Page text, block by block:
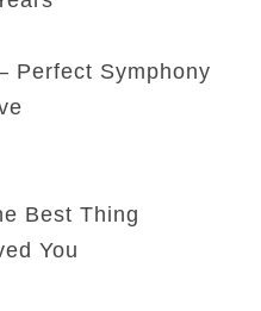
Perfect Symphony
Best Thing
You